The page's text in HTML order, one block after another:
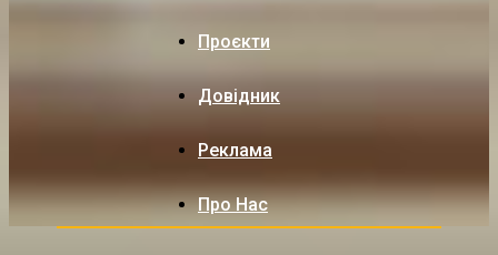
Проєкти
Довідник
Реклама
Про Нас